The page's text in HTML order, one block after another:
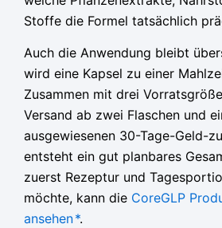
Stoffe die Formel tatsächlich
Auch die Anwendung bleibt
wird eine Kapsel zu einer
Zusammen mit drei
Versand ab zwei Flaschen und
ausgewiesenen 30-Tage-Geld-
entsteht ein gut planbares
zuerst Rezeptur und
möchte, kann die CoreGLP
ansehen*.